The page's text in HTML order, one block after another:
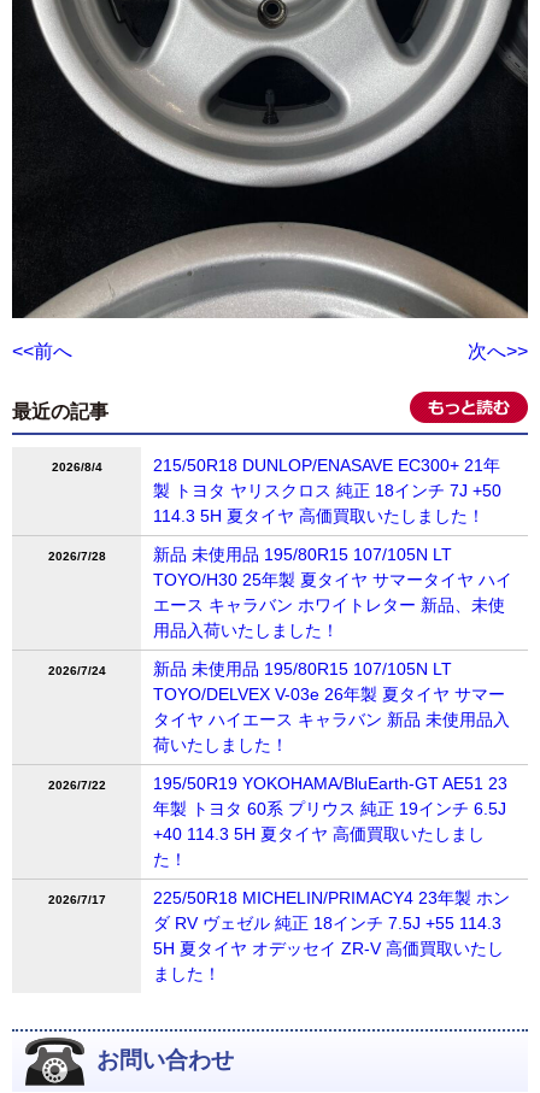
<<前へ 次へ>>
最近の記事
2026/8/4
215/50R18 DUNLOP/ENASAVE EC300+ 21年
製 トヨタ ヤリスクロス 純正 18インチ 7J +50
114.3 5H 夏タイヤ 高価買取いたしました！
2026/7/28
新品 未使用品 195/80R15 107/105N LT
TOYO/H30 25年製 夏タイヤ サマータイヤ ハイ
エース キャラバン ホワイトレター 新品、未使
用品入荷いたしました！
2026/7/24
新品 未使用品 195/80R15 107/105N LT
TOYO/DELVEX V-03e 26年製 夏タイヤ サマー
タイヤ ハイエース キャラバン 新品 未使用品入
荷いたしました！
2026/7/22
195/50R19 YOKOHAMA/BluEarth-GT AE51 23
年製 トヨタ 60系 プリウス 純正 19インチ 6.5J
+40 114.3 5H 夏タイヤ 高価買取いたしまし
た！
2026/7/17
225/50R18 MICHELIN/PRIMACY4 23年製 ホン
ダ RV ヴェゼル 純正 18インチ 7.5J +55 114.3
5H 夏タイヤ オデッセイ ZR-V 高価買取いたし
ました！
お問い合わせ